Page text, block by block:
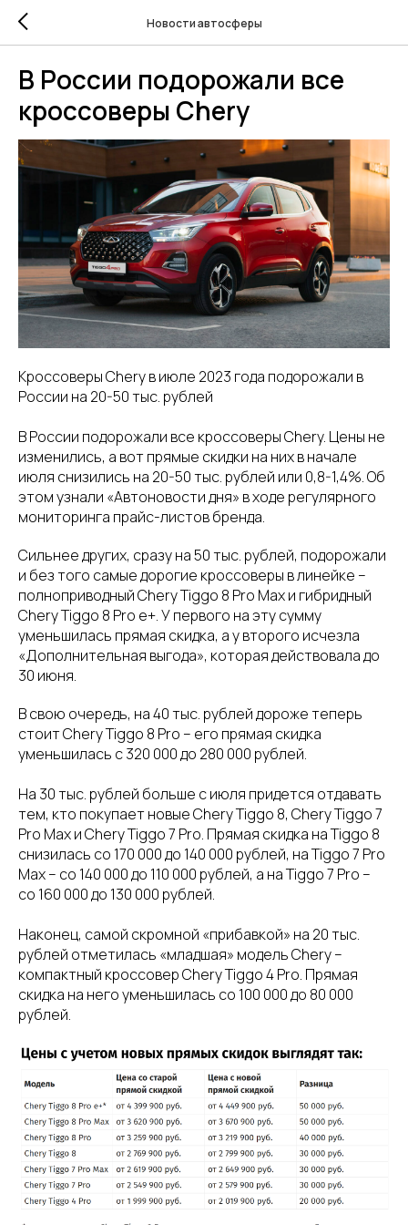
Новости автосферы
В России подорожали все
кроссоверы Chery
Кроссоверы Chery в июле 2023 года подорожали в
России на 20-50 тыс. рублей
В России подорожали все кроссоверы Chery. Цены не
изменились, а вот прямые скидки на них в начале
июля снизились на 20-50 тыс. рублей или 0,8-1,4%. Об
этом узнали «Автоновости дня» в ходе регулярного
мониторинга прайс-листов бренда.
Сильнее других, сразу на 50 тыс. рублей, подорожали
и без того самые дорогие кроссоверы в линейке –
полноприводный Chery Tiggo 8 Pro Max и гибридный
Chery Tiggo 8 Pro e+. У первого на эту сумму
уменьшилась прямая скидка, а у второго исчезла
«Дополнительная выгода», которая действовала до
30 июня.
В свою очередь, на 40 тыс. рублей дороже теперь
стоит Chery Tiggo 8 Pro – его прямая скидка
уменьшилась с 320 000 до 280 000 рублей.
На 30 тыс. рублей больше с июля придется отдавать
тем, кто покупает новые Chery Tiggo 8, Chery Tiggo 7
Pro Max и Chery Tiggo 7 Pro. Прямая скидка на Tiggo 8
снизилась со 170 000 до 140 000 рублей, на Tiggo 7 Pro
Max – со 140 000 до 110 000 рублей, а на Tiggo 7 Pro –
со 160 000 до 130 000 рублей.
Наконец, самой скромной «прибавкой» на 20 тыс.
рублей отметилась «младшая» модель Chery –
компактный кроссовер Chery Tiggo 4 Pro. Прямая
скидка на него уменьшилась со 100 000 до 80 000
рублей.